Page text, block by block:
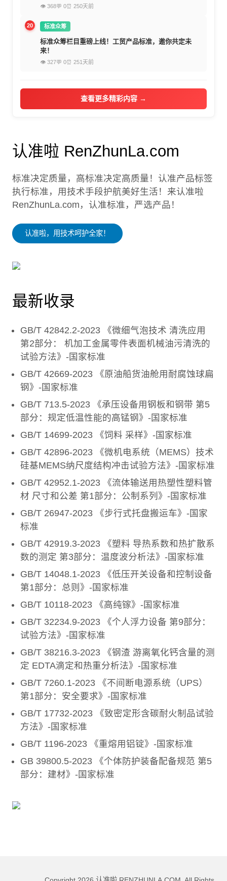
👁 368💬 0⏰ 250天前
20 标准众筹
标准众筹栏目重磅上线！工贸产品标准，邀你共定未
来！
👁 327💬 0⏰ 251天前
查看更多精彩内容 →
认准啦 RenZhunLa.com
标准决定质量，高标准决定高质量！认准产品标签
执行标准，用技术手段护航美好生活！来认准啦
RenZhunLa.com，认准标准，严选产品！
认准啦，用技术呵护全家！
最新收录
GB/T 42842.2-2023 《微细气泡技术 清洗应用
第2部分： 机加工金属零件表面机械油污清洗的
试验方法》-国家标准
GB/T 42669-2023 《原油船货油舱用耐腐蚀球扁
钢》-国家标准
GB/T 713.5-2023 《承压设备用钢板和钢带 第5
部分：规定低温性能的高锰钢》-国家标准
GB/T 14699-2023 《饲料 采样》-国家标准
GB/T 42896-2023 《微机电系统（MEMS）技术
硅基MEMS纳尺度结构冲击试验方法》-国家标准
GB/T 42952.1-2023 《流体输送用热塑性塑料管
材 尺寸和公差 第1部分：公制系列》-国家标准
GB/T 26947-2023 《步行式托盘搬运车》-国家
标准
GB/T 42919.3-2023 《塑料 导热系数和热扩散系
数的测定 第3部分：温度波分析法》-国家标准
GB/T 14048.1-2023 《低压开关设备和控制设备
第1部分：总则》-国家标准
GB/T 10118-2023 《高纯镓》-国家标准
GB/T 32234.9-2023 《个人浮力设备 第9部分：
试验方法》-国家标准
GB/T 38216.3-2023 《钢渣 游离氧化钙含量的测
定 EDTA滴定和热重分析法》-国家标准
GB/T 7260.1-2023 《不间断电源系统（UPS）
第1部分：安全要求》-国家标准
GB/T 17732-2023 《致密定形含碳耐火制品试验
方法》-国家标准
GB/T 1196-2023 《重熔用铝锭》-国家标准
GB 39800.5-2023 《个体防护装备配备规范 第5
部分：建材》-国家标准